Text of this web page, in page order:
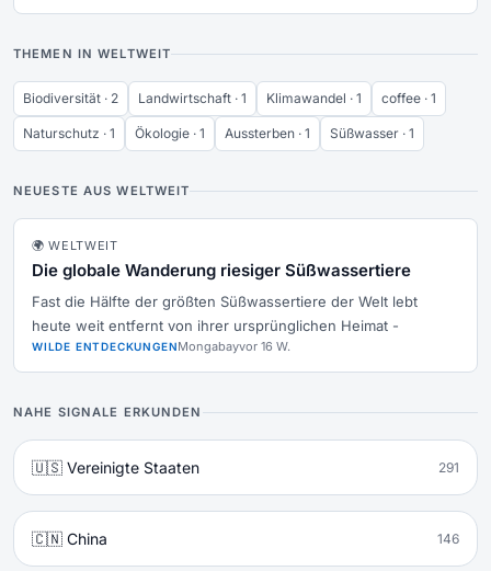
THEMEN IN WELTWEIT
Biodiversität · 2 Landwirtschaft · 1 Klimawandel · 1 coffee · 1
Naturschutz · 1 Ökologie · 1 Aussterben · 1 Süßwasser · 1
NEUESTE AUS WELTWEIT
🌍 WELTWEIT
Die globale Wanderung riesiger Süßwassertiere
Fast die Hälfte der größten Süßwassertiere der Welt lebt
heute weit entfernt von ihrer ursprünglichen Heimat -
WILDE ENTDECKUNGENMongabayvor 16 W.
NAHE SIGNALE ERKUNDEN
🇺🇸 Vereinigte Staaten 291
🇨🇳 China 146